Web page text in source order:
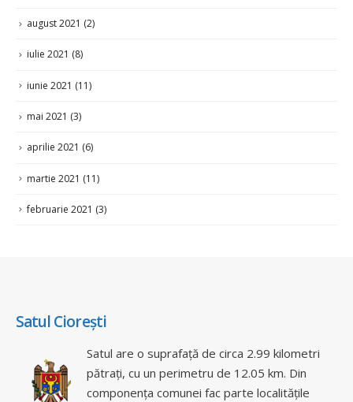
august 2021 (2)
iulie 2021 (8)
iunie 2021 (11)
mai 2021 (3)
aprilie 2021 (6)
martie 2021 (11)
februarie 2021 (3)
Satul Ciorești
Satul are o suprafață de circa 2.99 kilometri
pătrați, cu un perimetru de 12.05 km. Din
componența comunei fac parte localitățile